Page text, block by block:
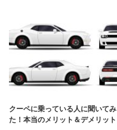
クーペに乗っている人に聞いてみ
た！本当のメリット＆デメリット